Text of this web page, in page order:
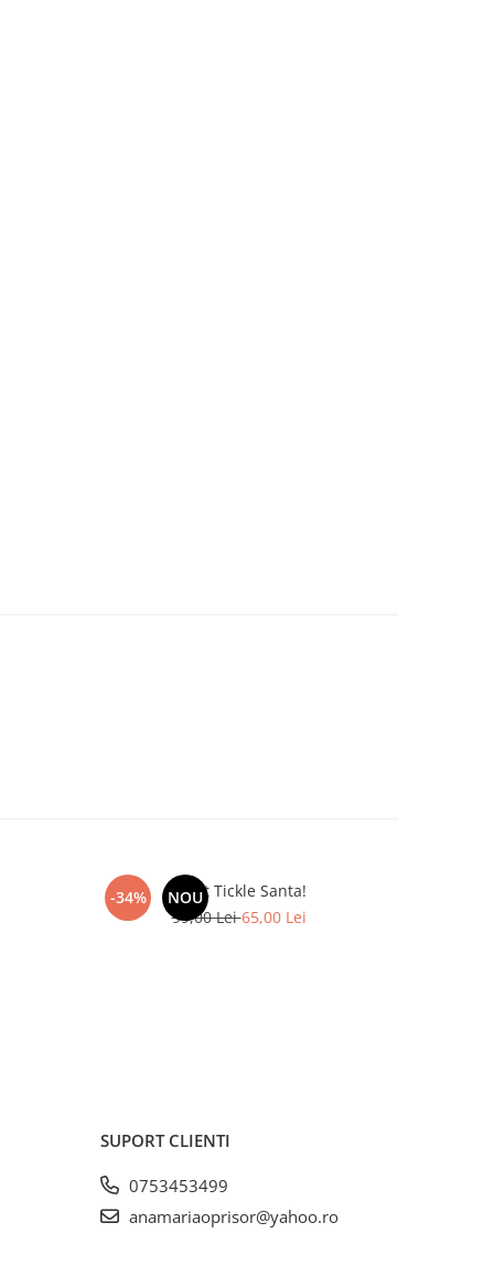
-34% NOU
Don't Tickle Santa!
99,00 Lei65,00 Lei
SUPORT CLIENTI
0753453499
anamariaoprisor@yahoo.ro